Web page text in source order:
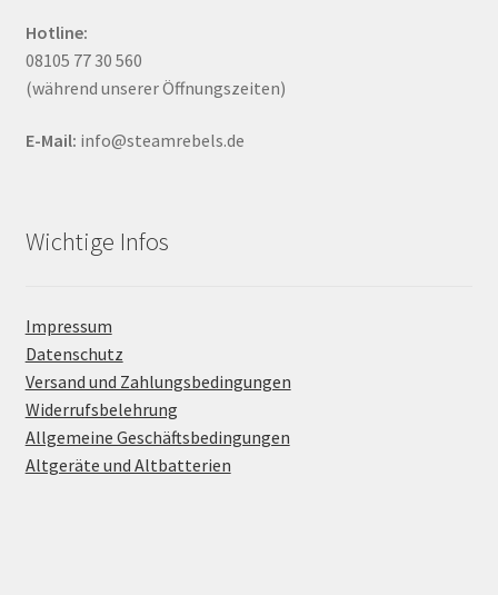
Hotline:
08105 77 30 560
(während unserer Öffnungszeiten)
E-Mail: info@steamrebels.de
Wichtige Infos
Impressum
Datenschutz
Versand und Zahlungsbedingungen
Widerrufsbelehrung
Allgemeine Geschäftsbedingungen
Altgeräte und Altbatterien